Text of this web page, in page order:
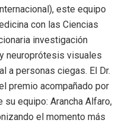
este equipo
con las Ciencias
investigación
neuroprótesis visuales
a personas ciegas. El Dr.
premio acompañado por
equipo: Arancha Alfaro,
el momento más